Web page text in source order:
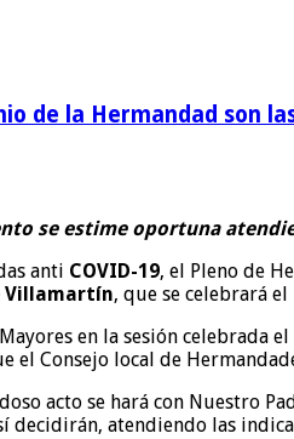
de la Hermandad son
se estime oportuna
anti COVID-19, el Pleno de
Villamartín, que se celebrará
en la sesión
Consejo local de
acto se hará con Nuestro
decidirán, atendiendo las